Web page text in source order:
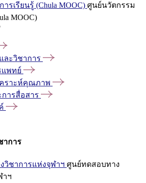
รเรียนรู้ (Chula MOOC) ศูนย์นวัตกรรม
MOOC)
ละวิชาการ
แพทย์
คราะห์คุณภาพ
ารสื่อสาร
าการ
วิชาการแห่งจุฬาฯ ศูนย์ทดสอบทาง
าฯ